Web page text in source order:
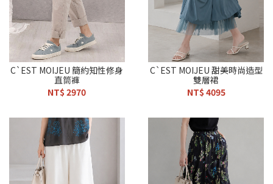
C`EST MOIJEU 簡約知性修身
直筒褲
NT$ 2970
C`EST MOIJEU 甜美時尚造型
雙層裙
NT$ 4095